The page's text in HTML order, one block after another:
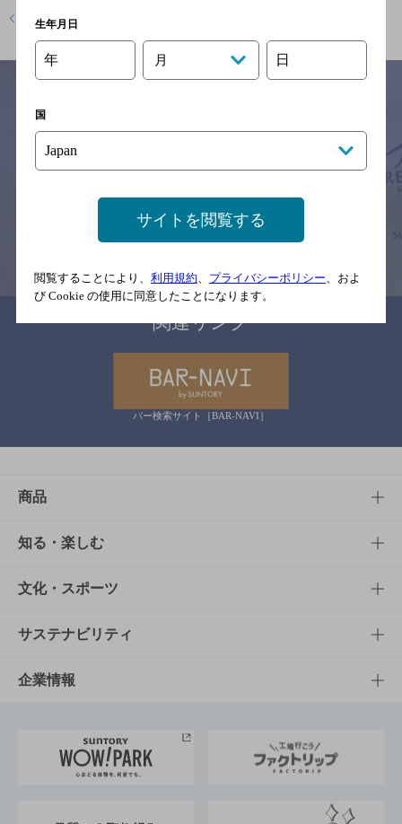
店舗トップに戻る
関連リンク
バー検索サイト［BAR-NAVI］
商品
商品TOP
商品一覧
商品発売情報
栄養成分一覧
知る・楽しむ
知る・楽しむTOP
キャンペーン
工場見学
地域情報
文化・スポーツ
文化・スポーツTOP
サントリーホール
サントリーサンバーズ大阪
サステナビリティ
サステナビリティTOP
サントリーが考えるサステナビリティ経営
企業情報
企業概要
生年月日
年 月 日
国
サイトを閲覧する
閲覧することにより、 利用規約、 プライバシーポリシー、およ
び Cookie の使用に同意したことになります。